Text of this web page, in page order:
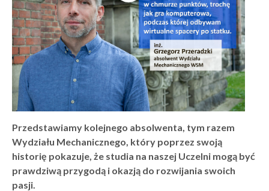
Przedstawiamy kolejnego absolwenta, tym razem
Wydziału Mechanicznego, który poprzez swoją
historię pokazuje, że studia na naszej Uczelni mogą być
prawdziwą przygodą i okazją do rozwijania swoich
pasji.